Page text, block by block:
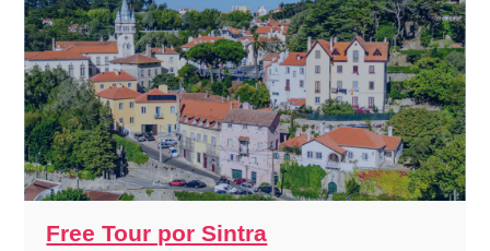
Free Tour por Sintra